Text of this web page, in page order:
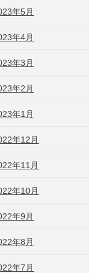
年5月
年4月
年3月
年2月
年1月
年12月
年11月
年10月
年9月
年8月
年7月